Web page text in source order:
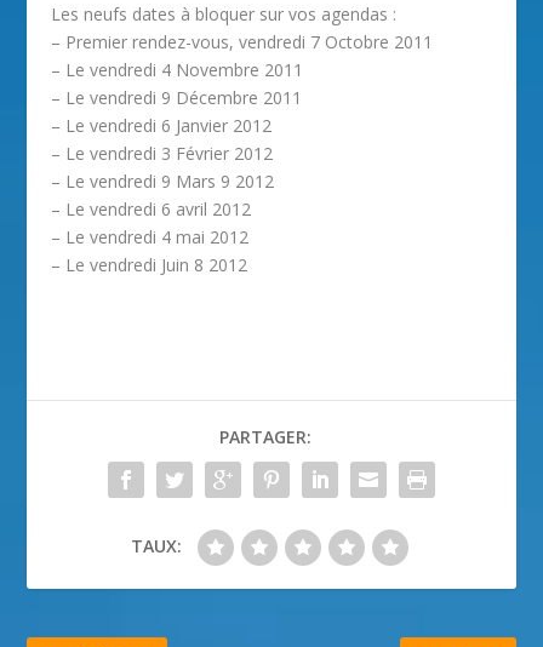
Les neufs dates à bloquer sur vos agendas :
– Premier rendez-vous, vendredi 7 Octobre 2011
– Le vendredi 4 Novembre 2011
– Le vendredi 9 Décembre 2011
– Le vendredi 6 Janvier 2012
– Le vendredi 3 Février 2012
– Le vendredi 9 Mars 9 2012
– Le vendredi 6 avril 2012
– Le vendredi 4 mai 2012
– Le vendredi Juin 8 2012
PARTAGER:
TAUX: